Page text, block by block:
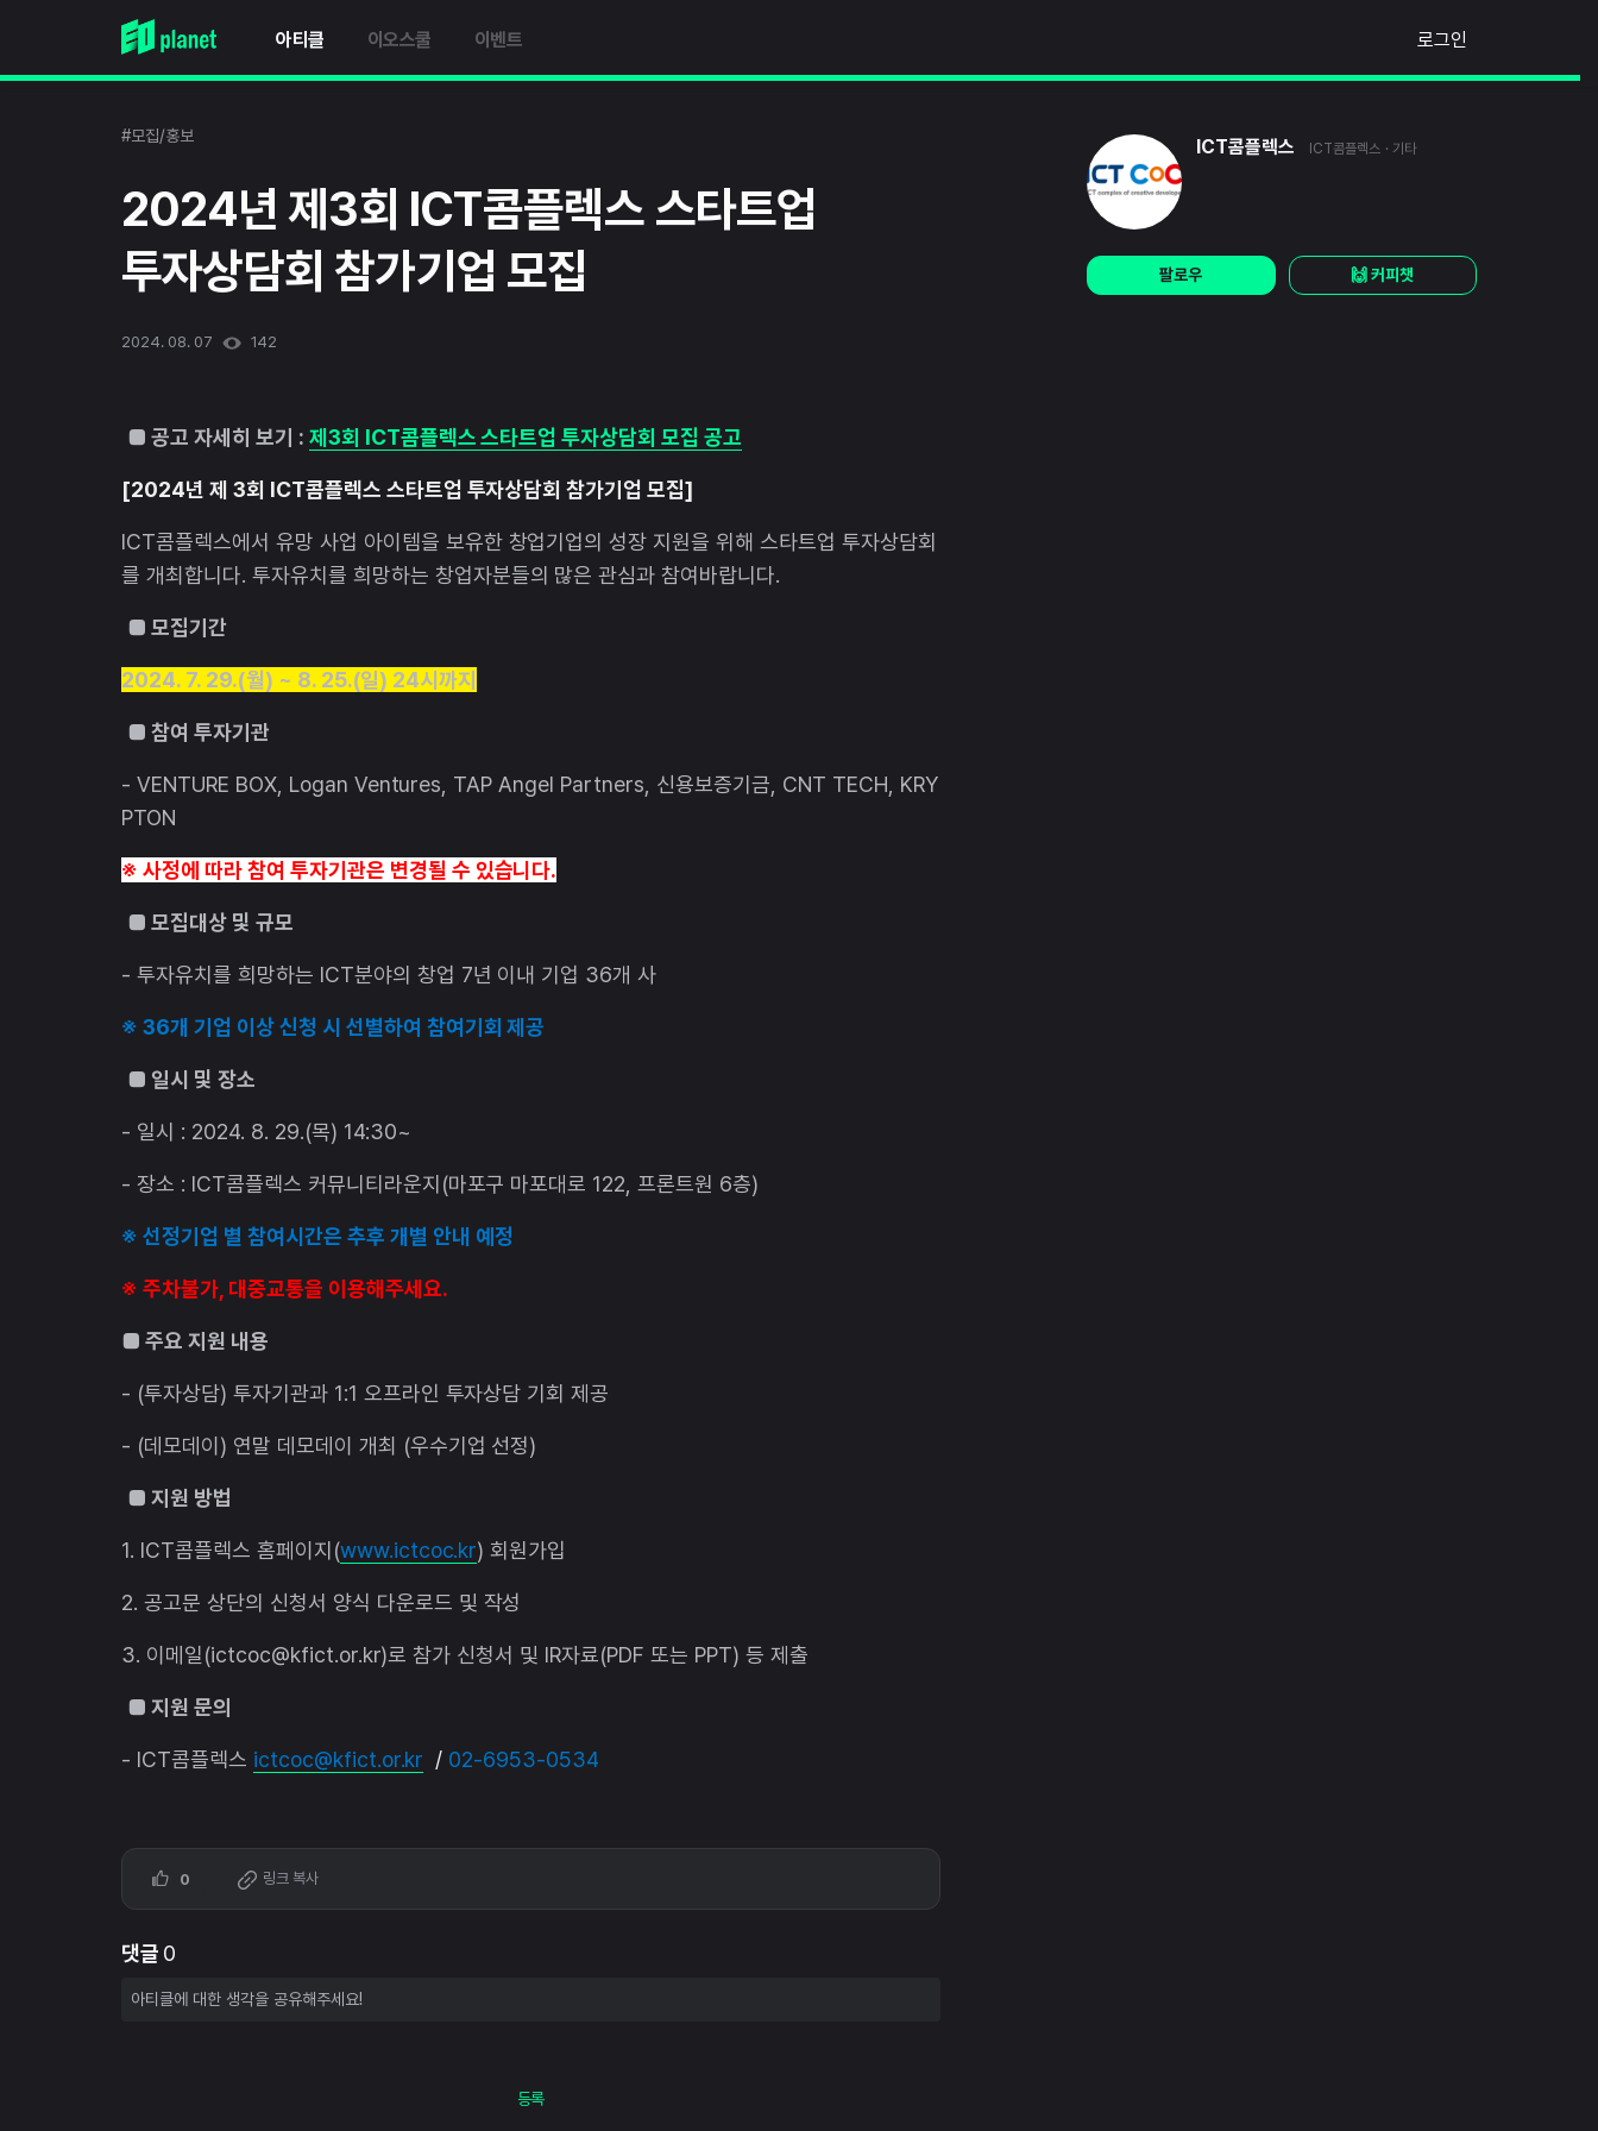
아티클 이오스쿨 이벤트 로그인
#모집/홍보
2024년 제3회 ICT콤플렉스 스타트업
투자상담회 참가기업 모집
2024. 08. 07 142
■ 공고 자세히 보기 : 제3회 ICT콤플렉스 스타트업 투자상담회 모집 공고
[2024년 제 3회 ICT콤플렉스 스타트업 투자상담회 참가기업 모집]
ICT콤플렉스에서 유망 사업 아이템을 보유한 창업기업의 성장 지원을 위해 스타트업 투자상담회
를 개최합니다. 투자유치를 희망하는 창업자분들의 많은 관심과 참여바랍니다.
■ 모집기간
2024. 7. 29.(월) ~ 8. 25.(일) 24시까지
■ 참여 투자기관
- VENTURE BOX, Logan Ventures, TAP Angel Partners, 신용보증기금, CNT TECH, KRY
PTON
※ 사정에 따라 참여 투자기관은 변경될 수 있습니다.
■ 모집대상 및 규모
- 투자유치를 희망하는 ICT분야의 창업 7년 이내 기업 36개 사
※ 36개 기업 이상 신청 시 선별하여 참여기회 제공
■ 일시 및 장소
- 일시 : 2024. 8. 29.(목) 14:30~
- 장소 : ICT콤플렉스 커뮤니티라운지(마포구 마포대로 122, 프론트원 6층)
※ 선정기업 별 참여시간은 추후 개별 안내 예정
※ 주차불가, 대중교통을 이용해주세요.
■ 주요 지원 내용
- (투자상담) 투자기관과 1:1 오프라인 투자상담 기회 제공
- (데모데이) 연말 데모데이 개최 (우수기업 선정)
■ 지원 방법
1. ICT콤플렉스 홈페이지(www.ictcoc.kr) 회원가입
2. 공고문 상단의 신청서 양식 다운로드 및 작성
3. 이메일(ictcoc@kfict.or.kr)로 참가 신청서 및 IR자료(PDF 또는 PPT) 등 제출
■ 지원 문의
- ICT콤플렉스 ictcoc@kfict.or.kr / 02-6953-0534
0 링크 복사
댓글 0
등록
ICT콤플렉스 ICT콤플렉스 · 기타
팔로우 🙌 커피챗